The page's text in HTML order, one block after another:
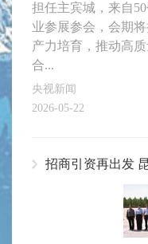
担任主宾城，来自
业参展参会，会期
产力培育，推动高
合...
央视新闻
2026-05-22